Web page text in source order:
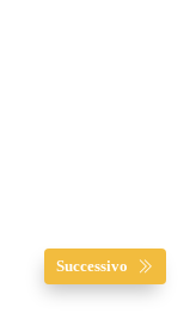
Successivo